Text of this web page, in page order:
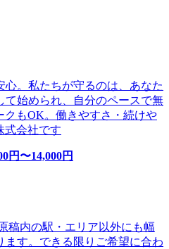
心。私たちが守るのは、あなた
て始められ、自分のペースで無
もOK。働きやすさ・続けや
式会社です
円〜14,000円
稿内の駅・エリア以外にも幅
ます。できる限りご希望に合わ